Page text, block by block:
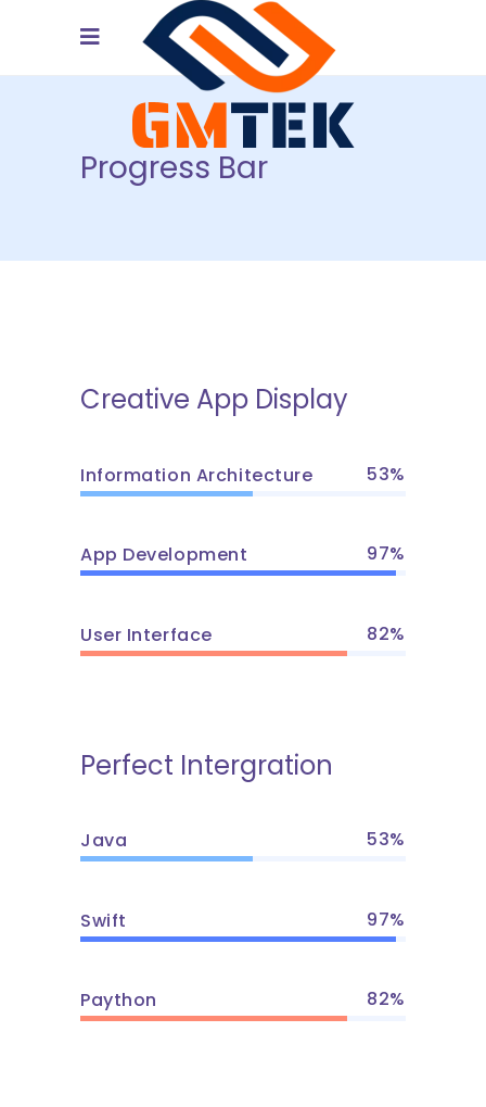
Progress Bar
Creative App Display
Information Architecture 53
App Development 97
User Interface 82
Perfect Intergration
Java 53
Swift 97
Paython 82